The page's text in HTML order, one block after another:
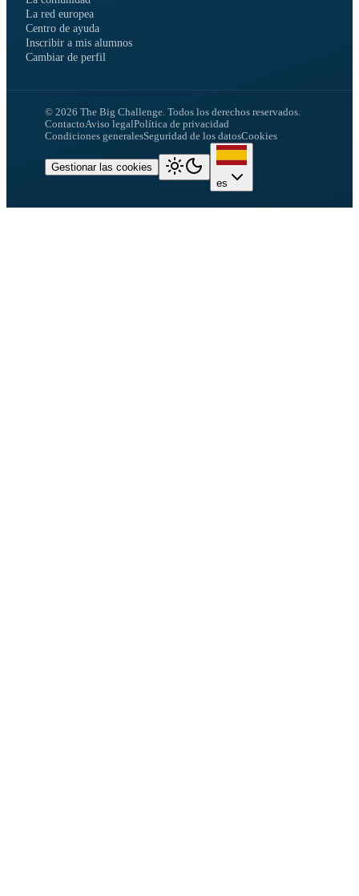
La red europea
Centro de ayuda
Inscribir a mis alumnos
Cambiar de perfil
© 2026 The Big Challenge. Todos los derechos reservados.
ContactoAviso legalPolítica de privacidad
Condiciones generalesSeguridad de los datosCookies
Gestionar las cookies
es